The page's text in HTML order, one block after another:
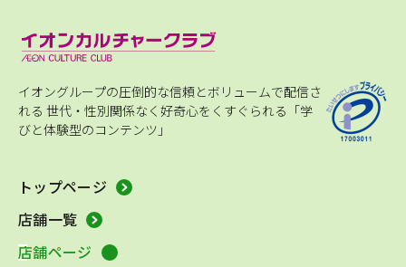
イオングループの圧倒的な信頼とボリュームで配信さ
れる 世代・性別関係なく好奇心をくすぐられる「学
びと体験型のコンテンツ」
トップページ
店舗一覧
店舗ページ